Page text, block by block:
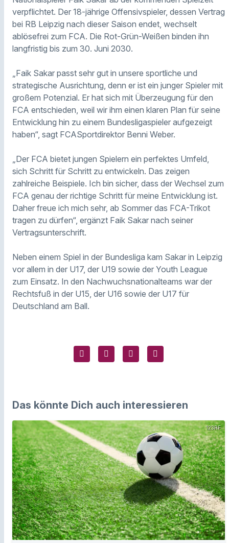
verpflichtet. Der 18-jährige Offensivspieler, dessen Vertrag
bei RB Leipzig nach dieser Saison endet, wechselt
ablösefrei zum FCA. Die Rot-Grün-Weißen binden ihn
langfristig bis zum 30. Juni 2030.
„Faik Sakar passt sehr gut in unsere sportliche und
strategische Ausrichtung, denn er ist ein junger Spieler mit
großem Potenzial. Er hat sich mit Überzeugung für den
FCA entschieden, weil wir ihm einen klaren Plan für seine
Entwicklung hin zu einem Bundesligaspieler aufgezeigt
haben“, sagt FCASportdirektor Benni Weber.
„Der FCA bietet jungen Spielern ein perfektes Umfeld,
sich Schritt für Schritt zu entwickeln. Das zeigen
zahlreiche Beispiele. Ich bin sicher, dass der Wechsel zum
FCA genau der richtige Schritt für meine Entwicklung ist.
Daher freue ich mich sehr, ab Sommer das FCA-Trikot
tragen zu dürfen“, ergänzt Faik Sakar nach seiner
Vertragsunterschrift.
Neben einem Spiel in der Bundesliga kam Sakar in Leipzig
vor allem in der U17, der U19 sowie der Youth League
zum Einsatz. In den Nachwuchsnationalteams war der
Rechtsfuß in der U15, der U16 sowie der U17 für
Deutschland am Ball.
Das könnte Dich auch interessieren
123RF